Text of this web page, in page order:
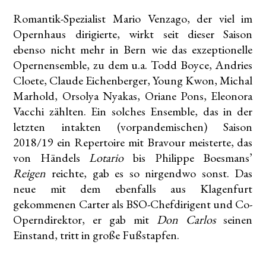
Romantik-Spezialist Mario Venzago, der viel im
Opernhaus dirigierte, wirkt seit dieser Saison
ebenso nicht mehr in Bern wie das exzeptionelle
Opernensemble, zu dem u.a. Todd Boyce, Andries
Cloete, Claude Eichenberger, Young Kwon, Michal
Marhold, Orsolya Nyakas, Oriane Pons, Eleonora
Vacchi zählten. Ein solches Ensemble, das in der
letzten intakten (vorpandemischen) Saison
2018/19 ein Repertoire mit Bravour meisterte, das
von HändelsLotariobis Philippe Boesmans’
Reigen reichte, gab es so nirgendwo sonst. Das
neue mit dem ebenfalls aus Klagenfurt
gekommenen Carter als BSO-Chefdirigent und Co-
Operndirektor, er gab mitDon Carlosseinen
Einstand, tritt in große Fußstapfen.